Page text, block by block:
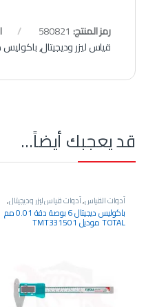
رمز المنتج: 580821
قياس ليزر وديجيتال,باكوليس
قد يعجبك أيضاً…
أدوات القياس,أدوات قياس ليزر وديجيتال,
باكوليس ديجيتال باكوليس ديجيتال 6 بوصة دقة 0.01 مم
TOTAL موديل TMT331501